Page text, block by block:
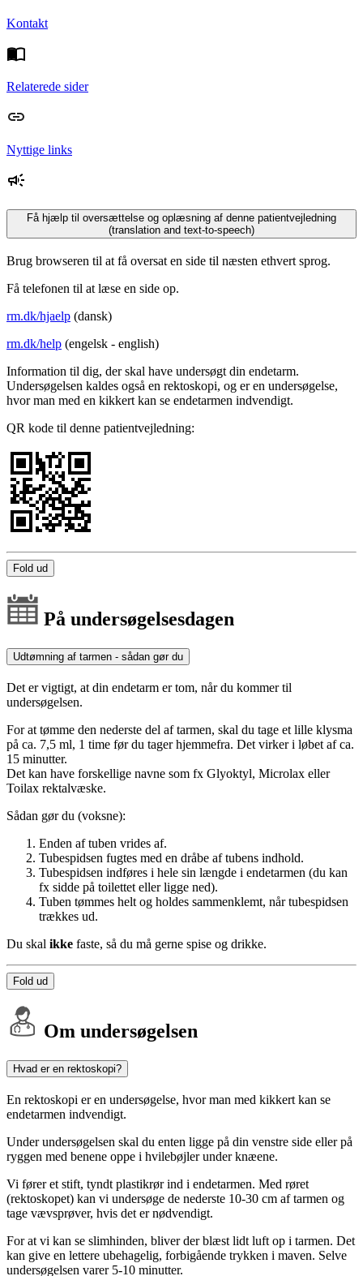
Kontakt
Relaterede sider
Nyttige links
Få hjælp til oversættelse og oplæsning af denne patientvejledning
(translation and text-to-speech)
Brug browseren til at få oversat en side til næsten ethvert sprog.
Få telefonen til at læse en side op.
rm.dk/hjaelp (dansk)
rm.dk/help (engelsk - english)
Information til dig, der skal have undersøgt din endetarm.
Undersøgelsen kaldes også en rektoskopi, og er en undersøgelse,
hvor man med en kikkert kan se endetarmen indvendigt.
QR kode til denne patientvejledning:
Fold ud
På undersøgelsesdagen
Udtømning af tarmen - sådan gør du
Det er vigtigt, at din endetarm er tom, når du kommer til
undersøgelsen.
For at tømme den nederste del af tarmen, skal du tage et lille klysma
på ca. 7,5 ml, 1 time før du tager hjemmefra. Det virker i løbet af ca.
15 minutter.
Det kan have forskellige navne som fx Glyoktyl, Microlax eller
Toilax rektalvæske.
Sådan gør du (voksne):
Enden af tuben vrides af.
Tubespidsen fugtes med en dråbe af tubens indhold.
Tubespidsen indføres i hele sin længde i endetarmen (du kan
fx sidde på toilettet eller ligge ned).
Tuben tømmes helt og holdes sammenklemt, når tubespidsen
trækkes ud.
Du skal ikke faste, så du må gerne spise og drikke.
Fold ud
Om undersøgelsen
Hvad er en rektoskopi?
En rektoskopi er en undersøgelse, hvor man med kikkert kan se
endetarmen indvendigt.
Under undersøgelsen skal du enten ligge på din venstre side eller på
ryggen med benene oppe i hvilebøjler under knæene.
Vi fører et stift, tyndt plastikrør ind i endetarmen. Med røret
(rektoskopet) kan vi undersøge de nederste 10-30 cm af tarmen og
tage vævsprøver, hvis det er nødvendigt.
For at vi kan se slimhinden, bliver der blæst lidt luft op i tarmen. Det
kan give en lettere ubehagelig, forbigående trykken i maven. Selve
undersøgelsen varer 5-10 minutter.